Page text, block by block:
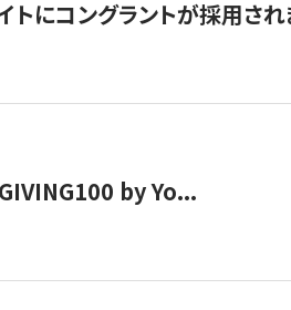
にコングラントが採用され
by Yo...